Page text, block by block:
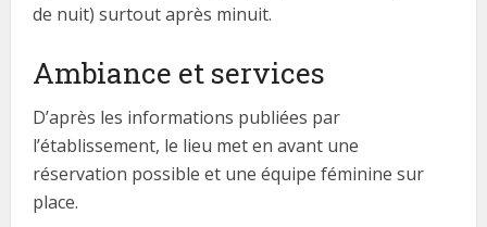
de nuit) surtout après minuit.
Ambiance et services
D’après les informations publiées par
l’établissement, le lieu met en avant une
réservation possible et une équipe féminine sur
place.